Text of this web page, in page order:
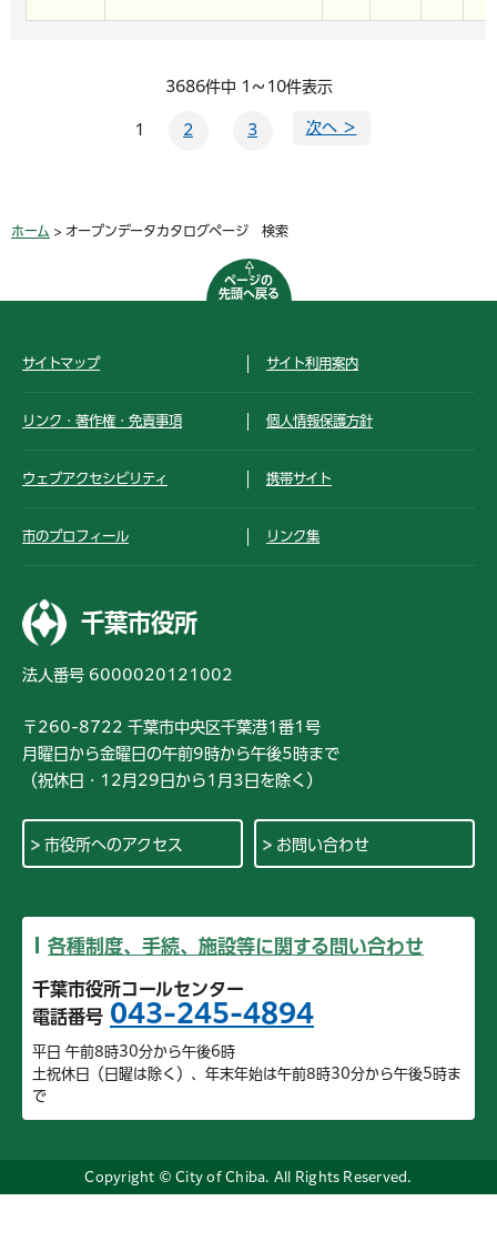
3686件中 1～10件表示
1 2 3 次へ ＞
ホーム > オープンデータカタログページ 検索
ページの
先頭へ戻る
サイトマップ サイト利用案内
リンク・著作権・免責事項 個人情報保護方針
ウェブアクセシビリティ 携帯サイト
市のプロフィール リンク集
千葉市役所
法人番号 6000020121002
〒260-8722 千葉市中央区千葉港1番1号
月曜日から金曜日の午前9時から午後5時まで
（祝休日・12月29日から1月3日を除く）
市役所へのアクセス お問い合わせ
各種制度、手続、施設等に関する問い合わせ
千葉市役所コールセンター
電話番号 043-245-4894
平日 午前8時30分から午後6時
土祝休日（日曜は除く）、年末年始は午前8時30分から午後5時ま
で
Copyright © City of Chiba. All Rights Reserved.